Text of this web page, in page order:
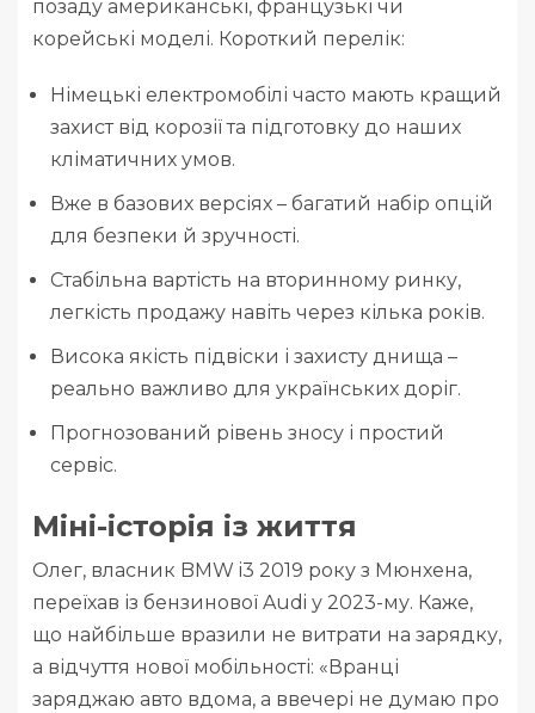
позаду американські, французькі чи
корейські моделі. Короткий перелік:
Німецькі електромобілі часто мають кращий
захист від корозії та підготовку до наших
кліматичних умов.
Вже в базових версіях – багатий набір опцій
для безпеки й зручності.
Стабільна вартість на вторинному ринку,
легкість продажу навіть через кілька років.
Висока якість підвіски і захисту днища –
реально важливо для українських доріг.
Прогнозований рівень зносу і простий
сервіс.
Міні-історія із життя
Олег, власник BMW i3 2019 року з Мюнхена,
переїхав із бензинової Audi у 2023-му. Каже,
що найбільше вразили не витрати на зарядку,
а відчуття нової мобільності: «Вранці
заряджаю авто вдома, а ввечері не думаю про